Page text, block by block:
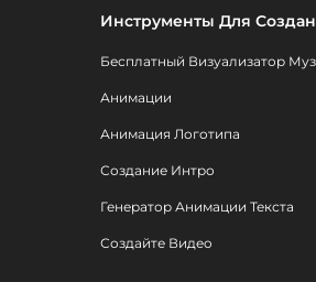
Инструменты Для
Бесплатный Визуализатор
Анимации
Анимация Логотипа
Создание Интро
Генератор Анимации Текста
Создайте Видео